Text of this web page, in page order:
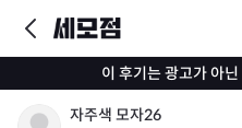
이 후기는 광고가 아닌
자주색 모자26